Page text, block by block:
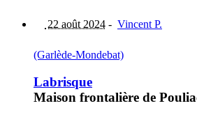
22 août 2024 - Vincent P.
(Garlède-Mondebat)
Labrisque
Maison frontalière de